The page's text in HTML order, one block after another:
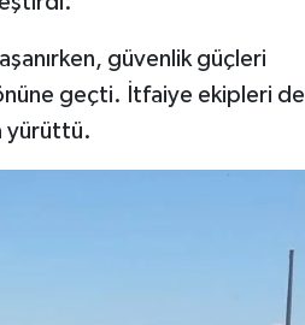
güvenlik güçleri
geçti. İtfaiye ekipleri de
yürüttü.